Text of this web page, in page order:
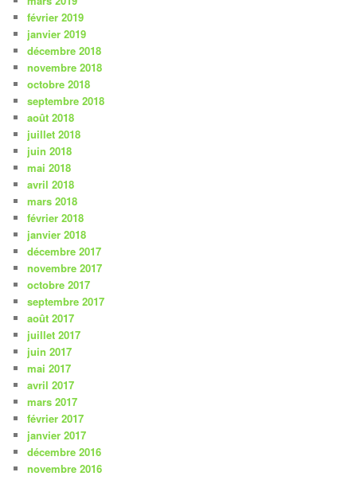
février 2019
janvier 2019
décembre 2018
novembre 2018
octobre 2018
septembre 2018
août 2018
juillet 2018
juin 2018
mai 2018
avril 2018
mars 2018
février 2018
janvier 2018
décembre 2017
novembre 2017
octobre 2017
septembre 2017
août 2017
juillet 2017
juin 2017
mai 2017
avril 2017
mars 2017
février 2017
janvier 2017
décembre 2016
novembre 2016